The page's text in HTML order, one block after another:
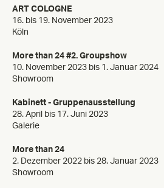
ART COLOGNE
16. bis 19. November 2023
Köln
More than 24 #2. Groupshow
10. November 2023 bis 1. Januar 2024
Showroom
Kabinett - Gruppenausstellung
28. April bis 17. Juni 2023
Galerie
More than 24
2. Dezember 2022 bis 28. Januar 2023
Showroom